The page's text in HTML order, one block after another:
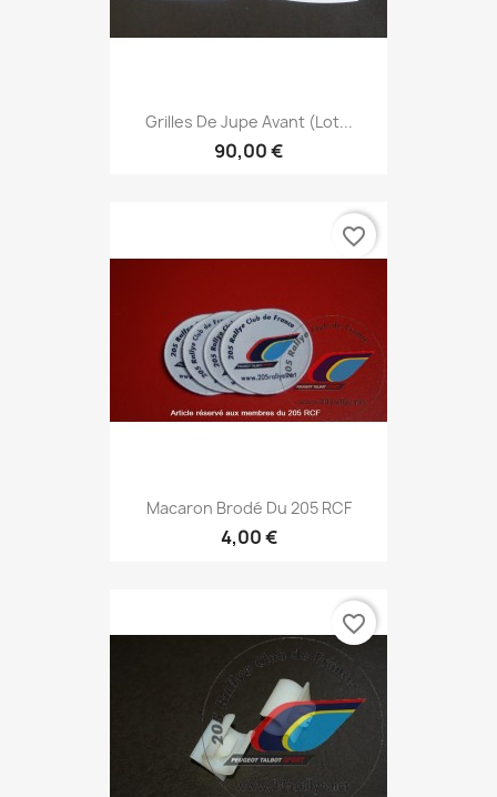
Grilles De Jupe Avant (Lot...
90,00 €
Macaron Brodé Du 205 RCF
4,00 €
favorite_border
favorite_border